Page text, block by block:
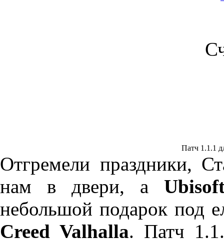
Патч 1.1.1
Отгремели праздники,
нам в двери, а
небольшой подарок под
Creed Valhalla. Патч